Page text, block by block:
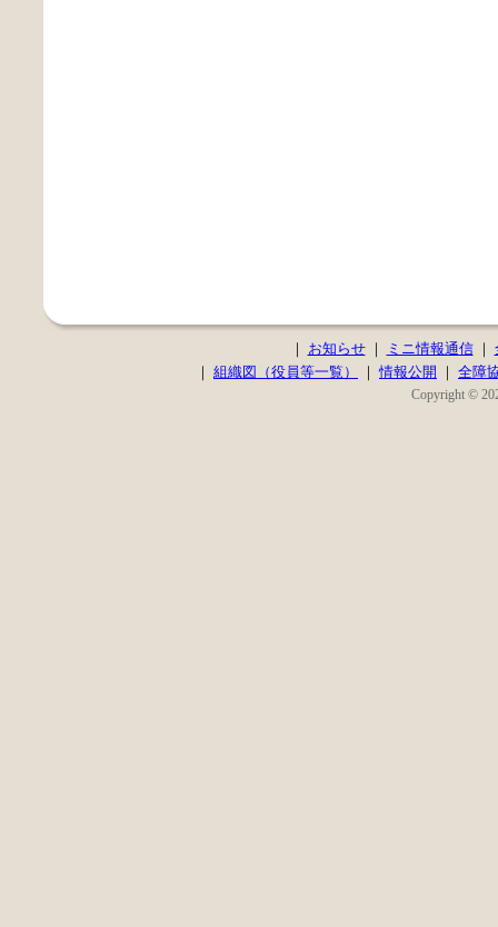
｜ お知らせ｜ ミニ情報通信｜
｜ 組織図（役員等一覧） ｜情報公開 ｜ 全障
Copyright ©